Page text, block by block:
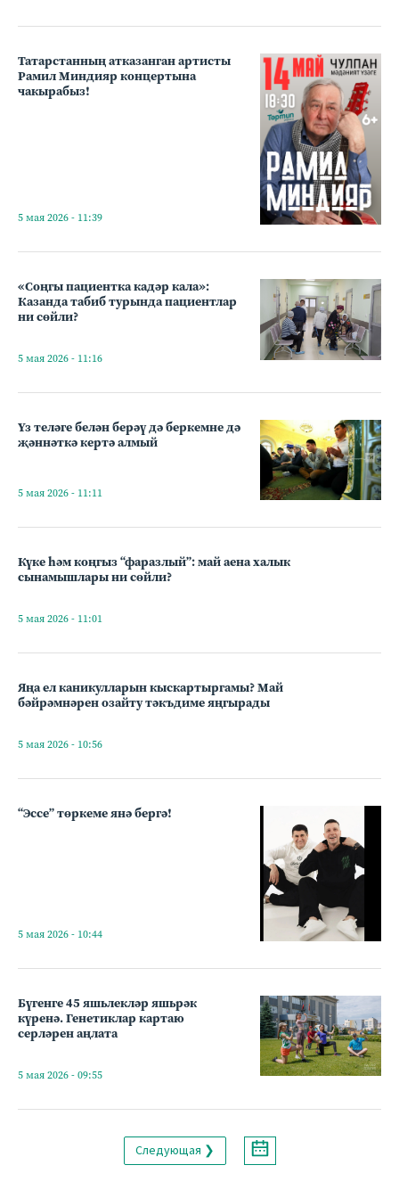
Татарстанның атказанган артисты
Рамил Миндияр концертына
чакырабыз!
5 мая 2026 - 11:39
«Соңгы пациентка кадәр кала»:
Казанда табиб турында пациентлар
ни сөйли?
5 мая 2026 - 11:16
Үз теләге белән берәү дә беркемне дә
җәннәткә кертә алмый
5 мая 2026 - 11:11
Күке һәм коңгыз “фаразлый”: май аена халык
сынамышлары ни сөйли?
5 мая 2026 - 11:01
Яңа ел каникулларын кыскартыргамы? Май
бәйрәмнәрен озайту тәкъдиме яңгырады
5 мая 2026 - 10:56
“Эссе” төркеме янә бергә!
5 мая 2026 - 10:44
Бүгенге 45 яшьлекләр яшьрәк
күренә. Генетиклар картаю
серләрен аңлата
5 мая 2026 - 09:55
Следующая ❯